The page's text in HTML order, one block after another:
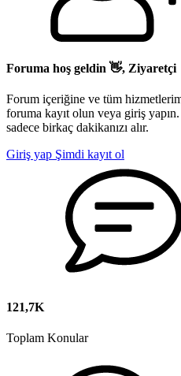
Foruma hoş geldin 👋, Ziyaretçi
Forum içeriğine ve tüm
foruma kayıt olun veya giriş
sadece birkaç dakikanızı alır.
Giriş yap Şimdi kayıt ol
121,7K
Toplam Konular